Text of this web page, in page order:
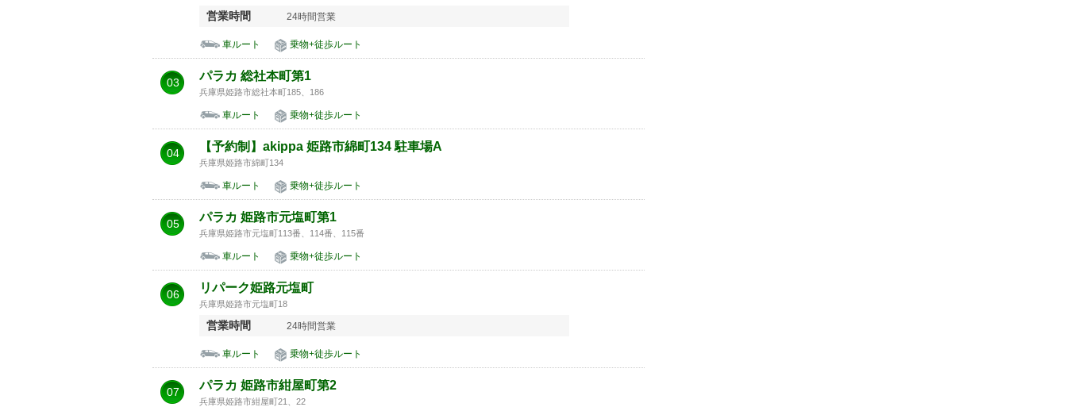
営業時間 24時間営業
車ルート 乗物+徒歩ルート
03 パラカ 総社本町第1
兵庫県姫路市総社本町185、186
車ルート 乗物+徒歩ルート
04 【予約制】akippa 姫路市綿町134 駐車場A
兵庫県姫路市綿町134
車ルート 乗物+徒歩ルート
05 パラカ 姫路市元塩町第1
兵庫県姫路市元塩町113番、114番、115番
車ルート 乗物+徒歩ルート
06 リパーク姫路元塩町
兵庫県姫路市元塩町18
営業時間 24時間営業
車ルート 乗物+徒歩ルート
07 パラカ 姫路市紺屋町第2
兵庫県姫路市紺屋町21、22